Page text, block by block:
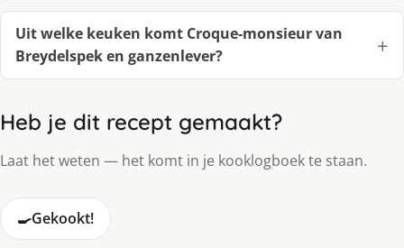
Uit welke keuken komt Croque-monsieur van
Breydelspek en ganzenlever?
Heb je dit recept gemaakt?
Laat het weten — het komt in je kooklogboek te staan.
🍳Gekookt!